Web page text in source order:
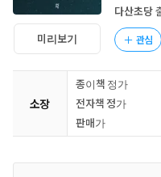
미리보기
다산초당
관심
소장
종이책 정가
전자책 정가
판매가